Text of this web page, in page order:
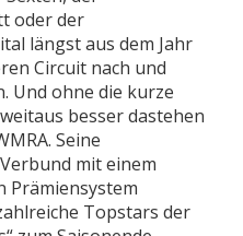
oder der
längst aus dem Jahr
Circuit nach und
Und ohne die kurze
besser dastehen
Seine
mit einem
Prämiensystem
Topstars der